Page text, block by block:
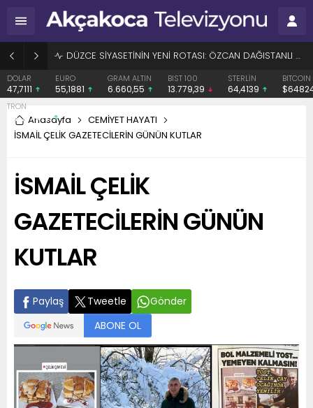
BAŞHEKİME “SONAY” DEMEK SUÇ DUYURUSU OLDU
EURO
55,1881
GRAM ALTIN
6.660,55
BIST 100
13.779,39
STERLİN
64,4139
BITCOIN
$64824
Anasayfa
CEMİYET HAYATI
İSMAİL ÇELİK GAZETECİLERİN GÜNÜN KUTLAR
İSMAİL ÇELİK
GAZETECİLERİN GÜNÜN
KUTLAR
Paylaş Tweetle
Gönder
ABONE OL